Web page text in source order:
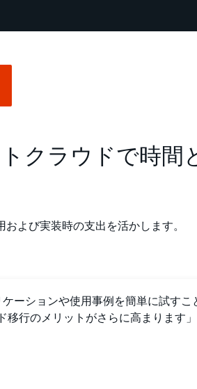
クラウドで時間
よび実装時の支出を活かします。
ケーションや使用事例を簡単に試す
行のメリットがさらに高まります」